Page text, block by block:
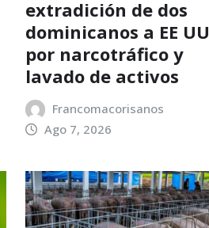
extradición de dos
dominicanos a EE UU
por narcotráfico y
lavado de activos
Francomacorisanos
Ago 7, 2026